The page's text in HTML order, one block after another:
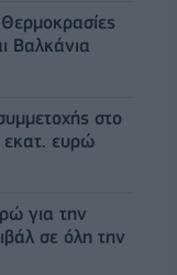
Βαλκάνια
στο
ευρώ
για την
σε όλη την